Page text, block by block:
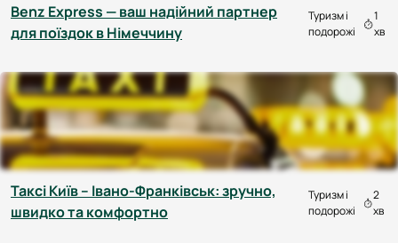
Benz Express — ваш надійний партнер
для поїздок в Німеччину
Туризм і
подорожі
1
хв
Таксі Київ – Івано-Франківськ: зручно,
швидко та комфортно
Туризм і
подорожі
2
хв